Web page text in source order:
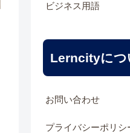
ビジネス用語
Lerncityにつ
お問い合わせ
プライバシーポリシ